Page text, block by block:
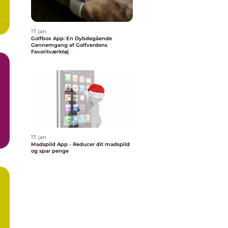
17. jan
Golfbox App: En Dybdegående
Gennemgang af Golfverdens
Favoritværktøj
17. jan
Madspild App - Reducer dit madspild
og spar penge